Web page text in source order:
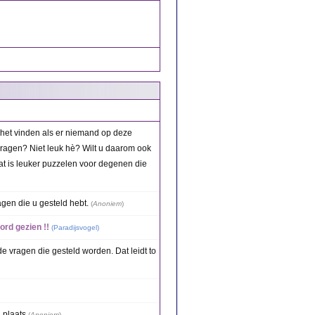
vinden als er niemand op deze
Niet leuk hè? Wilt u daarom ook
is leuker puzzelen voor degenen die
die u gesteld hebt. (Anoniem)
gezien !! (Paradijsvogel)
vragen die gesteld worden. Dat leidt to